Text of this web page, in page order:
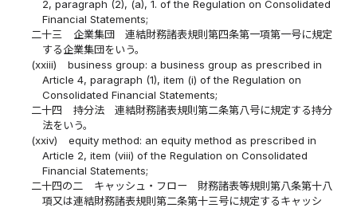
2, paragraph (2), (a), 1. of the Regulation on Consolidated
Financial Statements;
二十三
企業集団 連結財務諸表規則第四条第一項第一号に規定
する企業集団をいう。
(xxiii)
business group: a business group as prescribed in
Article 4, paragraph (1), item (i) of the Regulation on
Consolidated Financial Statements;
二十四
持分法 連結財務諸表規則第二条第八号に規定する持分
法をいう。
(xxiv)
equity method: an equity method as prescribed in
Article 2, item (viii) of the Regulation on Consolidated
Financial Statements;
二十四の二
キャッシュ・フロー 財務諸表等規則第八条第十八
項又は連結財務諸表規則第二条第十三号に規定するキャッシ